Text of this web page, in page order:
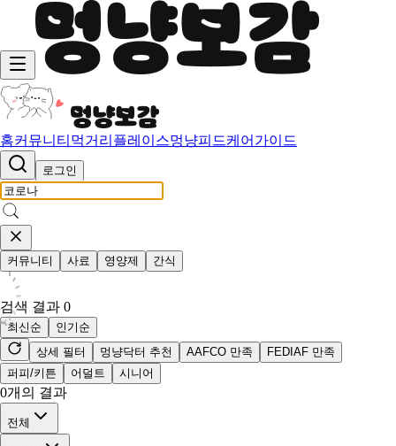
홈커뮤니티 먹거리 플레이스멍냥피드케어가이드
로그인
커뮤니티 사료 영양제 간식
검색 결과 0
최신순
인기순
상세 필터
멍냥닥터 추천 AAFCO 만족
FEDIAF 만족
퍼피/키튼
어덜트 시니어
0개의 결과
전체